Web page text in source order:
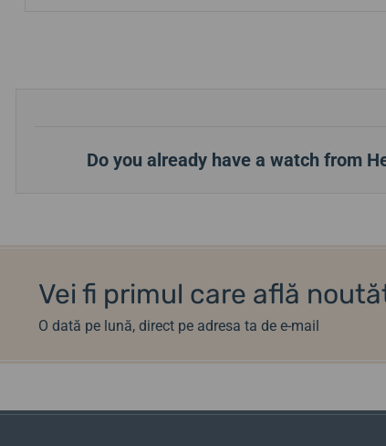
Do you already have a watch from
Vei fi primul care află
O dată pe lună, direct pe adresa ta de e-mail